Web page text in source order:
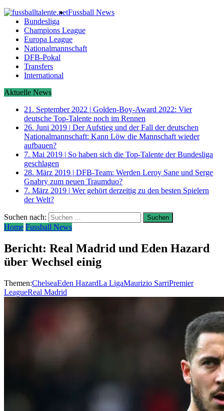
Fussball News
Bundesliga
Champions League
Europa League
Nationalmannschaft
DFB-Pokal
Transfers
International
Aktuelle News
21. September 2022 | Golden-Boy-Award 2022: Vier
deutsche Top-Talente noch im Rennen
26. Juni 2019 | Der Aufstieg und der Fall der deutschen
Nationalmannschaft: Kann Löw die Mannschaft wieder
aufbauen?
7. Mai 2019 | So haben sich die Top-Talente der Bundesliga
geschlagen
28. März 2019 | DFB-Team: Werden Leroy Sane und Serge
Gnabry zum neuen Traumduo?
7. März 2019 | Wer gehört derzeitig zu den besten Spielern
der Welt?
Suchen nach:
Home Fussball News
Bericht: Real Madrid und Eden Hazard
über Wechsel einig
Themen:ChelseaEden HazardLa LigaMaurizio SarriPremier
LeagueReal Madrid